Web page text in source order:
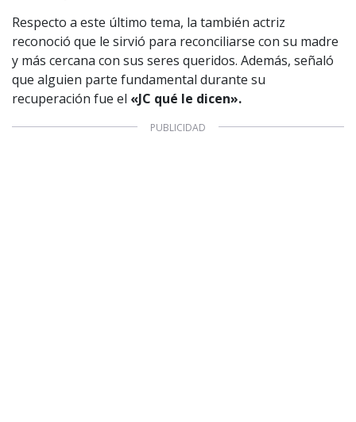
Respecto a este último tema, la también actriz
reconoció que le sirvió para reconciliarse con su madre
y más cercana con sus seres queridos. Además, señaló
que alguien parte fundamental durante su
recuperación fue el «JC qué le dicen».